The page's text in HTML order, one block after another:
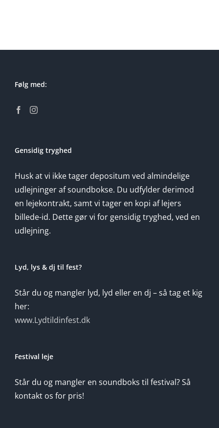
Følg med:
Gensidig tryghed
Husk at vi ikke tager depositum ved almindelige
udlejninger af soundbokse. Du udfylder derimod
en lejekontrakt, samt vi tager en kopi af lejers
billede-id. Dette gør vi for gensidig tryghed, ved en
udlejning.
Lyd, lys & dj til fest?
Står du og mangler lyd, lyd eller en dj – så tag et kig
her:
www.Lydtildinfest.dk
Festival leje
Står du og mangler en soundboks til festival? Så
kontakt os for pris!